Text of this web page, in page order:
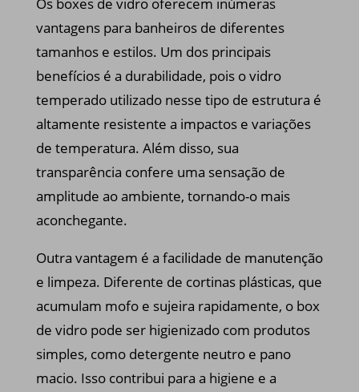
Os boxes de vidro oferecem inúmeras
vantagens para banheiros de diferentes
tamanhos e estilos. Um dos principais
benefícios é a durabilidade, pois o vidro
temperado utilizado nesse tipo de estrutura é
altamente resistente a impactos e variações
de temperatura. Além disso, sua
transparência confere uma sensação de
amplitude ao ambiente, tornando-o mais
aconchegante.
Outra vantagem é a facilidade de manutenção
e limpeza. Diferente de cortinas plásticas, que
acumulam mofo e sujeira rapidamente, o box
de vidro pode ser higienizado com produtos
simples, como detergente neutro e pano
macio. Isso contribui para a higiene e a